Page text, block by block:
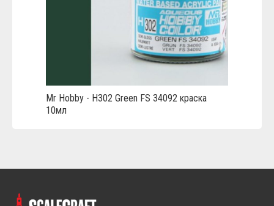
Mr Hobby - H302 Green FS 34092 краска
10мл